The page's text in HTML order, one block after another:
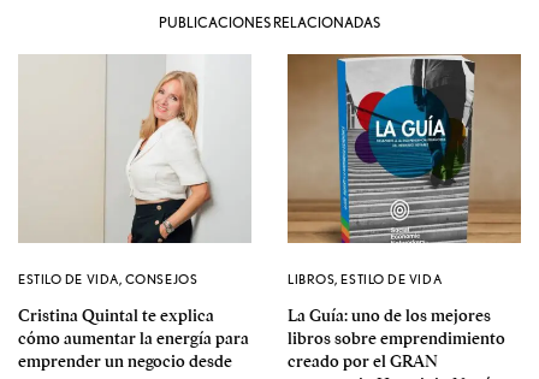
PUBLICACIONES RELACIONADAS
ESTILO DE VIDA, CONSEJOS
Cristina Quintal te explica
cómo aumentar la energía para
emprender un negocio desde
LIBROS,ESTILO DE VIDA
La Guía: uno de los mejores
libros sobre emprendimiento
creado por el GRAN